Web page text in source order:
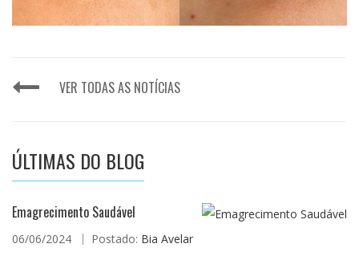
VER TODAS AS NOTÍCIAS
ÚLTIMAS DO BLOG
Emagrecimento Saudável
06/06/2024 Postado: Bia Avelar